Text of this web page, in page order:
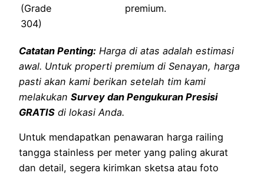
(Grade
304)
premium.
Catatan Penting: Harga di atas adalah estimasi
awal. Untuk properti premium di Senayan, harga
pasti akan kami berikan setelah tim kami
melakukan Survey dan Pengukuran Presisi
GRATIS di lokasi Anda.
Untuk mendapatkan penawaran harga railing
tangga stainless per meter yang paling akurat
dan detail, segera kirimkan sketsa atau foto